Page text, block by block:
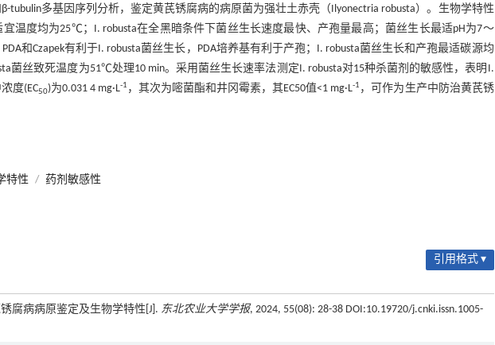
tubulin多基因序列分析，鉴定黄芪锈腐病的病原菌为强壮土赤壳（Ilyonectria robusta）。生物学特性
温度均为25℃；I. robusta在全黑暗条件下菌丝生长速度最快、产孢量最高；菌丝生长最适pH为7～
和Czapek有利于I. robusta菌丝生长，PDA培养基有利于产孢；I. robusta菌丝生长和产孢最适碳源均
菌丝致死温度为51℃处理10 min。采用菌丝生长速率法测定I. robusta对15种杀菌剂的敏感性，表明I.
度(EC50)为0.031 4 mg·L-1 ，其次为嘧菌酯和井冈霉素，其EC50值<1 mg·L-1 ，可作为生产中防治黄芪锈
特性 / 药剂敏感性
引用格式 ▾
腐病病原鉴定及生物学特性[J]. 东北农业大学学报, 2024, 55(08): 28-38 DOI:10.19720/j.cnki.issn.1005-